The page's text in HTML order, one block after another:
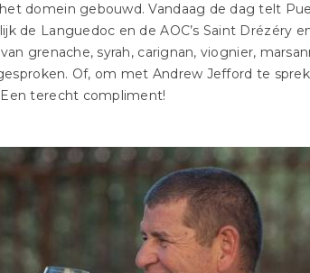
domein gebouwd. Vandaag de dag telt
de Languedoc en de AOC’s Saint Drézéry
grenache, syrah, carignan, viognier,
Of, om met Andrew Jefford te
terecht compliment!